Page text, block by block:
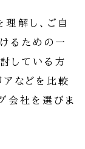
解し、ご自
るための一
している方
アなどを比較
会社を選びま